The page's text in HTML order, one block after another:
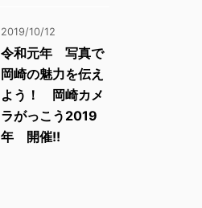
2019/10/12
令和元年 写真で
岡崎の魅力を伝え
よう！ 岡崎カメ
ラがっこう2019
年 開催!!